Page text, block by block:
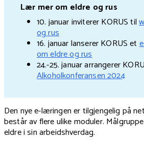
Lær mer om eldre og rus
10. januar inviterer KORUS til
og rus
16. januar lanserer KORUS et
om eldre og rus
24.-25. januar arrangerer
Alkoholkonferansen 2024
Den nye e-læringen er tilgjengelig på
består av flere ulike moduler.
eldre i sin arbeidshverdag.